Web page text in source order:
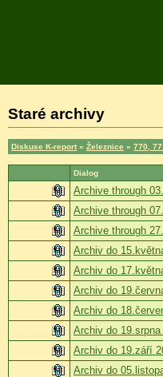
Staré archivy
Diskuse K-report » Železnice » 770,
Dialog
Archive through
Archive through
Archive through
Archiv do
Archiv do
Archiv do
Archiv do
Archiv do 19.srpna
Archiv do 19.září
Archiv do